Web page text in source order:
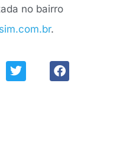
no bairro
.